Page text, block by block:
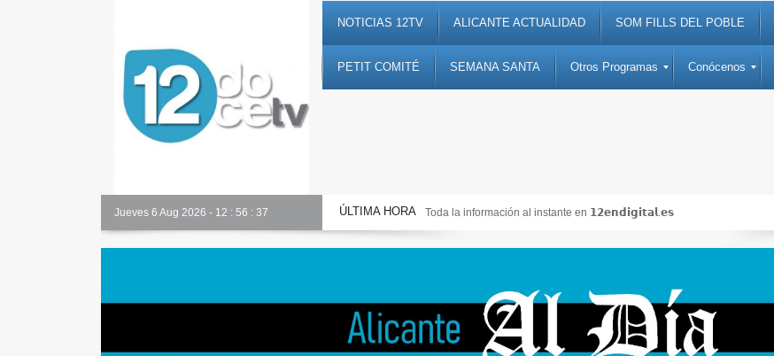
NOTICIAS 12TV ALICANTE ACTUALIDAD SOM FILLS DEL POBLE
PETIT COMITÉ SEMANA SANTA Otros Programas Conócenos
Jueves 6 Aug 2026 - 12 : 56 : 38 ÚLTIMA HORA
Alicante Actualidad Toda la información al instante en 𝟭𝟮𝗲𝗻𝗱𝗶𝗴𝗶𝘁𝗮𝗹.𝗲𝘀